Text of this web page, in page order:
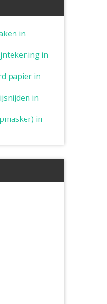
in
in
papier in
in
in